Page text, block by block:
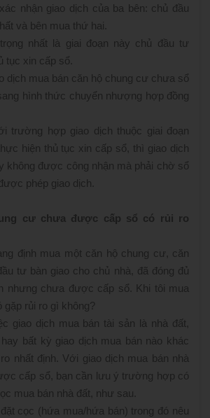
nhận giao dịch của ba bên: chủ đầu
và bên mua thứ hai.
nhất là giai đoạn này chủ đầu tư
tục xin cấp sổ.
dịch mua bán căn hộ chung cư chưa sổ
hình thức chuyển nhượng hợp đồng
trường hợp giao dịch thuộc giai đoạn
hiện thủ tục xin cấp sổ, thì giao dịch
không được công nhận mà phải chờ sổ
phép giao dịch.
cư chưa được cấp sổ có rủi ro
định mua một căn hộ chung cư, căn
tư bàn giao cho chủ nhà, đã đóng đủ
nhưng chưa được cấp sổ. Khi tôi mua
gặp rủi ro gì không?
giao dịch mua bán tài sản là nhà đất,
bất kỳ giao dịch mua bán nào khác
nhất định. Với giao dịch mua bán nhà
cấp sổ, bạn cần lưu ý trường hợp có
mua bán nhà đất, như sau.
cọc (hứa mua/hứa bán) trong đó nêu